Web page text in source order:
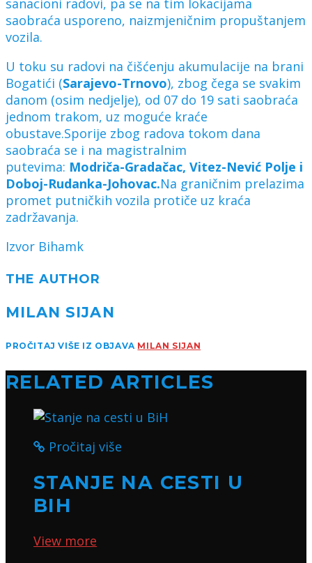
sanacioni radovi, pa se na tim lokacijama
saobraća usporeno, naizmjeničnim propuštanjem
vozila.
U toku su radovi na čišćenju akumulacije na brani
Bogatići (Sarajevo-Trnovo), zbog čega se svakim
danom (osim nedjelje), od 07 do 19 sati saobraća
jednom trakom, uz moguće kraće
obustave.Sporije zbog radova tokom dana
saobraća se i na magistralnim
putevima: Modriča-Gradačac, Vitez-Nević Polje i
Doboj-Rudanka-Johovac.Na graničnim prelazima
promet putničkih vozila protiče uz kraća
zadržavanja.
Izvor Bihamk
THE AUTHOR
MILAN SIJAN
PROČITAJ VIŠE IZ OBJAVA MILAN SIJAN
RELATED ARTICLES
Pročitaj više
STANJE NA CESTI U
BIH
View more